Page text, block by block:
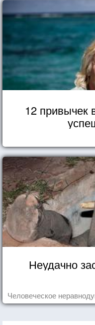
12 привычек
Неудачно
Человеческое